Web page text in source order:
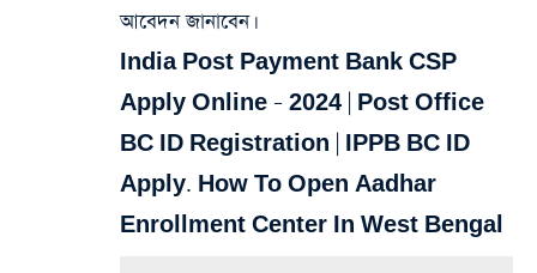
আবেদন জানাবেন।
India Post Payment Bank CSP
Apply Online – 2024 | Post Office
BC ID Registration | IPPB BC ID
Apply. How To Open Aadhar
Enrollment Center In West Bengal